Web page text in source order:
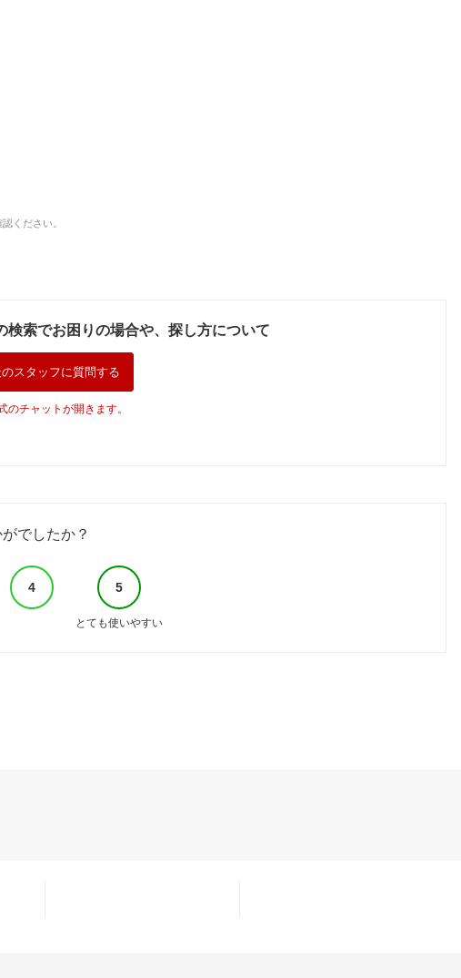
ください。
検索でお困りの場合や、探し方について
スタッフに質問する
のチャットが開きます。
でしたか？
4 5
とても使いやすい